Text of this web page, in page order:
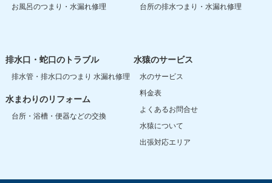
お風呂のつまり・水漏れ修理 台所の排水つまり・水漏れ修理
排水口・蛇口のトラブル
排水管・排水口のつまり 水漏れ修理
水まわりのリフォーム
台所・浴槽・便器などの交換
水猿のサービス
水のサービス
料金表
よくあるお問合せ
水猿について
出張対応エリア